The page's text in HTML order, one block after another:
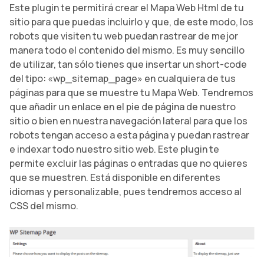
Este plugin te permitirá crear el Mapa Web Html de tu
sitio para que puedas incluirlo y que, de este modo, los
robots que visiten tu web puedan rastrear de mejor
manera todo el contenido del mismo. Es muy sencillo
de utilizar, tan sólo tienes que insertar un short-code
del tipo: «wp_sitemap_page» en cualquiera de tus
páginas para que se muestre tu Mapa Web. Tendremos
que añadir un enlace en el pie de página de nuestro
sitio o bien en nuestra navegación lateral para que los
robots tengan acceso a esta página y puedan rastrear
e indexar todo nuestro sitio web. Este plugin te
permite excluir las páginas o entradas que no quieres
que se muestren. Está disponible en diferentes
idiomas y personalizable, pues tendremos acceso al
CSS del mismo.